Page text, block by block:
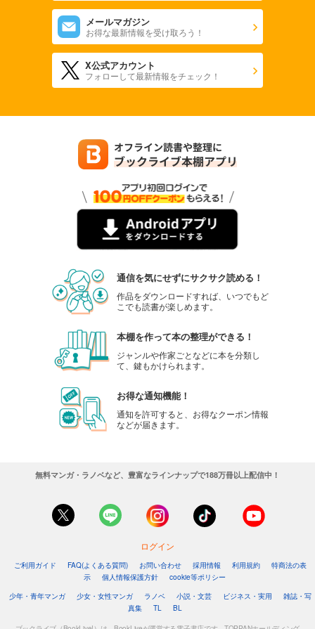
メールマガジン
お得な最新情報を受け取ろう！
X公式アカウント
フォローして最新情報をチェック！
通信を気にせずにサクサク読める！
作品をダウンロードすれば、いつでもど
こでも読書が楽しめます。
本棚を作って本の整理ができる！
ジャンルや作家ごとなどに本を分類し
て、鍵もかけられます。
お得な通知機能！
通知を許可すると、お得なクーポン情報
などが届きます。
無料マンガ・ラノベなど、豊富なラインナップで188万冊以上配信中！
ログイン
ご利用ガイド FAQ(よくある質問) お問い合わせ 採用情報 利用規約
特商法の表
示
個人情報保護方針
cookie等ポリシー
少年・青年マンガ
少女・女性マンガ ラノベ 小説・文芸 ビジネス・実用
雑誌・写
真集
TL BL